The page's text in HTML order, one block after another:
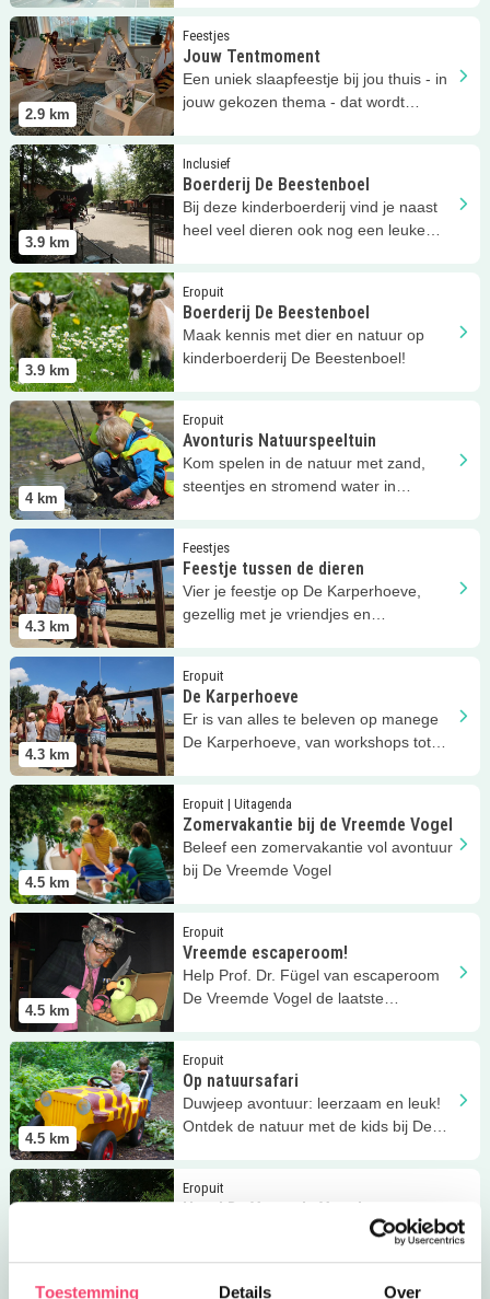
Toestemming Details Over
2.9 km
Feestjes
Jouw Tentmoment
Een uniek slaapfeestje bij jou thuis - in
jouw gekozen thema - dat wordt
Lees meer Jouw Tentmoment
3.9 km
Inclusief
Boerderij De Beestenboel
Bij deze kinderboerderij vind je naast
heel veel dieren ook nog een leuke
Lees meer Boerderij De Beestenboel
3.9 km
Eropuit
Boerderij De Beestenboel
Maak kennis met dier en natuur op
kinderboerderij De Beestenboel!
Lees meer Boerderij De Beestenboel
4 km
Eropuit
Avonturis Natuurspeeltuin
Kom spelen in de natuur met zand,
steentjes en stromend water in
Lees meerAvonturis Natuurspeeltuin
4.3 km
Feestjes
Feestje tussen de dieren
Vier je feestje op De Karperhoeve,
gezellig met je vriendjes en
Lees meer Feestje tussen de dieren
4.3 km
Eropuit
De Karperhoeve
Er is van alles te beleven op manege
De Karperhoeve, van workshops tot
Lees meer De Karperhoeve
4.5 km
Eropuit | Uitagenda
Zomervakantie bij de Vreemde Vogel
Beleef een zomervakantie vol avontuur
bij De Vreemde Vogel
Lees meer Zomervakantie bij de Vreemde Vogel
4.5 km
Eropuit
Vreemde escaperoom!
Help Prof. Dr. Fügel van escaperoom
De Vreemde Vogel de laatste
Lees meer Vreemde escaperoom!
4.5 km
Eropuit
Op natuursafari
Duwjeep avontuur: leerzaam en leuk!
Ontdek de natuur met de kids bij De
Lees meer Op natuursafari
4.5 km
Eropuit
Hotel De Vreemde Vogel
Slapen in een raket, vogelhuisje of
Lees meer Hotel De Vreemde Vogel